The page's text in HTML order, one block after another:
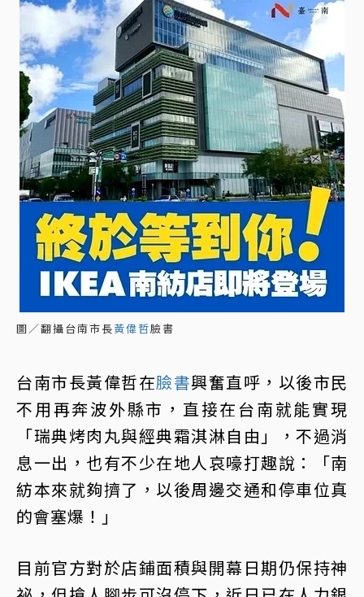
圖／翻攝台南市長黃偉哲臉書
台南市長黃偉哲在臉書興奮直呼，以後市民
不用再奔波外縣市，直接在台南就能實現
「瑞典烤肉丸與經典霜淇淋自由」，不過消
息一出，也有不少在地人哀嚎打趣說：「南
紡本來就夠擠了，以後周邊交通和停車位真
的會塞爆！」
目前官方對於店鋪面積與開幕日期仍保持神